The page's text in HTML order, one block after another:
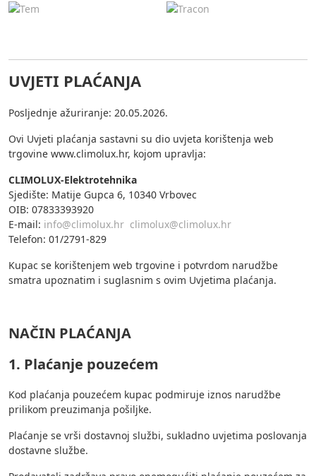
UVJETI PLAĆANJA
Posljednje ažuriranje: 20.05.2026.
Ovi Uvjeti plaćanja sastavni su dio uvjeta korištenja web
trgovine www.climolux.hr, kojom upravlja:
CLIMOLUX-Elektrotehnika
Sjedište: Matije Gupca 6, 10340 Vrbovec
OIB: 07833393920
E-mail: info@climolux.hr climolux@climolux.hr
Telefon: 01/2791-829
Kupac se korištenjem web trgovine i potvrdom narudžbe
smatra upoznatim i suglasnim s ovim Uvjetima plaćanja.
NAČIN PLAĆANJA
1. Plaćanje pouzećem
Kod plaćanja pouzećem kupac podmiruje iznos narudžbe
prilikom preuzimanja pošiljke.
Plaćanje se vrši dostavnoj službi, sukladno uvjetima poslovanja
dostavne službe.